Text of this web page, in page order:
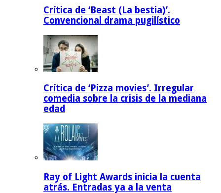
Crítica de ‘Beast (La bestia)’.
Convencional drama pugilístico
Crítica de ‘Pizza movies’. Irregular
comedia sobre la crisis de la mediana
edad
Ray of Light Awards inicia la cuenta
atrás. Entradas ya a la venta